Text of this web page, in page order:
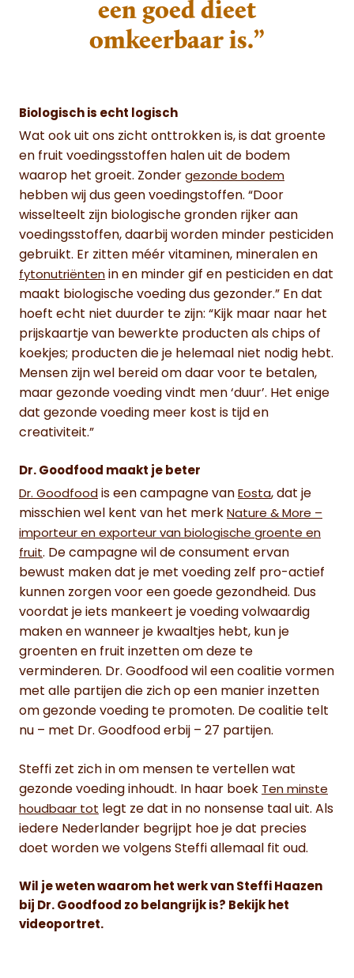
een goed dieet
omkeerbaar is.”
Biologisch is echt logisch
Wat ook uit ons zicht onttrokken is, is dat groente
en fruit voedingsstoffen halen uit de bodem
waarop het groeit. Zonder gezonde bodem
hebben wij dus geen voedingstoffen. “Door
wisselteelt zijn biologische gronden rijker aan
voedingsstoffen, daarbij worden minder pesticiden
gebruikt. Er zitten méér vitaminen, mineralen en
fytonutriënten in en minder gif en pesticiden en dat
maakt biologische voeding dus gezonder.” En dat
hoeft echt niet duurder te zijn: “Kijk maar naar het
prijskaartje van bewerkte producten als chips of
koekjes; producten die je helemaal niet nodig hebt.
Mensen zijn wel bereid om daar voor te betalen,
maar gezonde voeding vindt men ‘duur’. Het enige
dat gezonde voeding meer kost is tijd en
creativiteit.”
Dr. Goodfood maakt je beter
Dr. Goodfood is een campagne van Eosta, dat je
misschien wel kent van het merk Nature & More –
importeur en exporteur van biologische groente en
fruit. De campagne wil de consument ervan
bewust maken dat je met voeding zelf pro-actief
kunnen zorgen voor een goede gezondheid. Dus
voordat je iets mankeert je voeding volwaardig
maken en wanneer je kwaaltjes hebt, kun je
groenten en fruit inzetten om deze te
verminderen. Dr. Goodfood wil een coalitie vormen
met alle partijen die zich op een manier inzetten
om gezonde voeding te promoten. De coalitie telt
nu – met Dr. Goodfood erbij – 27 partijen.
Steffi zet zich in om mensen te vertellen wat
gezonde voeding inhoudt. In haar boek Ten minste
houdbaar tot legt ze dat in no nonsense taal uit. Als
iedere Nederlander begrijpt hoe je dat precies
doet worden we volgens Steffi allemaal fit oud.
Wil je weten waarom het werk van Steffi Haazen
bij Dr. Goodfood zo belangrijk is? Bekijk het
videoportret.